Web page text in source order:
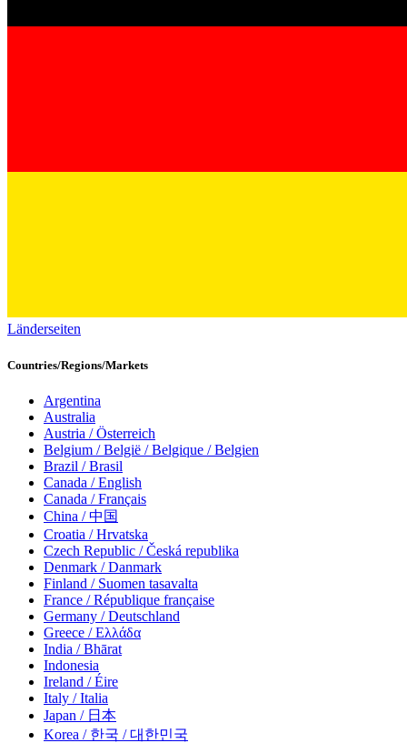
Länderseiten
Countries/Regions/Markets
Argentina
Australia
Austria / Österreich
Belgium / België / Belgique / Belgien
Brazil / Brasil
Canada / English
Canada / Français
China / 中国
Croatia / Hrvatska
Czech Republic / Česká republika
Denmark / Danmark
Finland / Suomen tasavalta
France / République française
Germany / Deutschland
Greece / Ελλάδα
India / Bhārat
Indonesia
Ireland / Éire
Italy / Italia
Japan / 日本
Korea / 한국 / 대한민국